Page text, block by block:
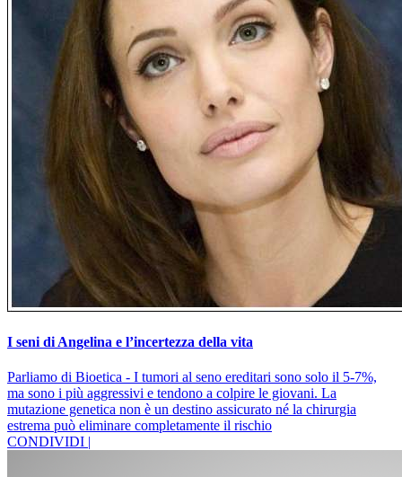
I seni di Angelina e l’incertezza della vita
Parliamo di Bioetica - I tumori al seno ereditari sono solo il 5-7%,
ma sono i più aggressivi e tendono a colpire le giovani. La
mutazione genetica non è un destino assicurato né la chirurgia
estrema può eliminare completamente il rischio
CONDIVIDI |